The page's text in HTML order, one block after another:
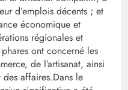
d’emplois décents ; et
économique et
régionales et
ont concerné les
de l’artisanat, ainsi
affaires.‎‎Dans le